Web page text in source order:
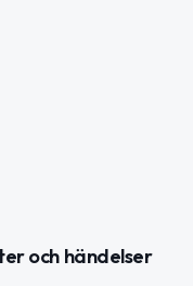
och händelser